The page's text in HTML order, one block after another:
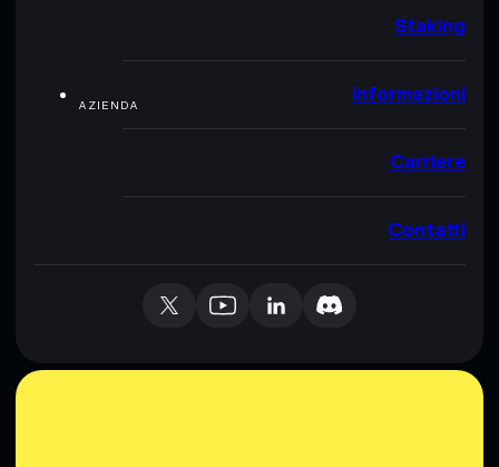
Staking
AZIENDA Informazioni
Carriere
Contatti